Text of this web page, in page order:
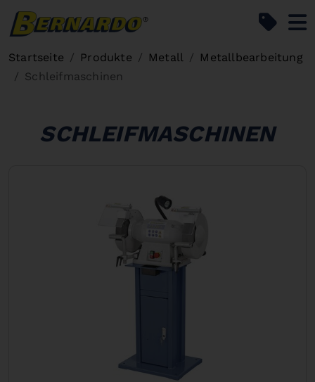
Startseite Produkte Metall
Metallbearbeitung
Schleifmaschinen
SCHLEIFMASCHINEN